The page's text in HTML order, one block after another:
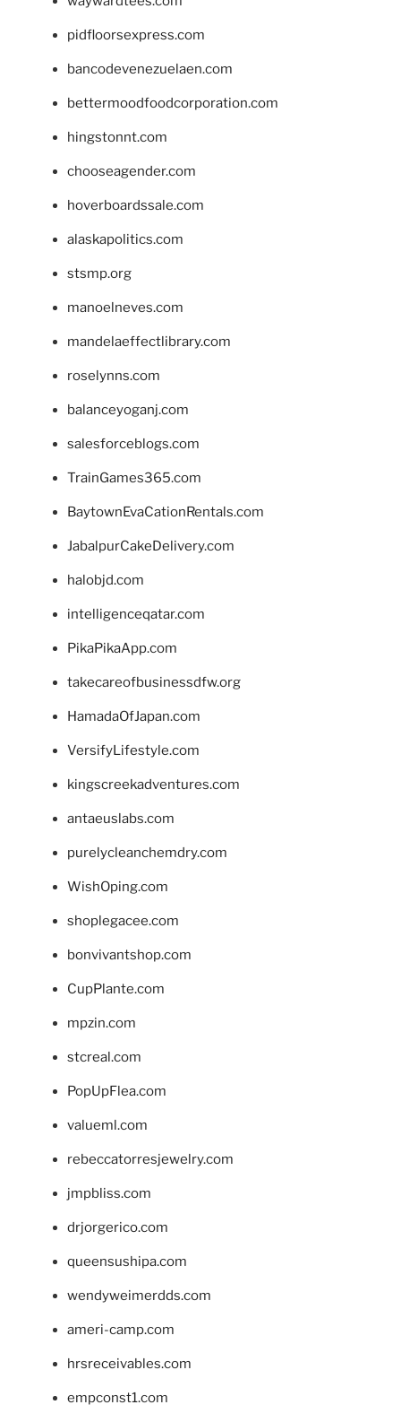
pidfloorsexpress.com
bancodevenezuelaen.com
bettermoodfoodcorporation.com
hingstonnt.com
chooseagender.com
hoverboardssale.com
alaskapolitics.com
stsmp.org
manoelneves.com
mandelaeffectlibrary.com
roselynns.com
balanceyoganj.com
salesforceblogs.com
TrainGames365.com
BaytownEvaCationRentals.com
JabalpurCakeDelivery.com
halobjd.com
intelligenceqatar.com
PikaPikaApp.com
takecareofbusinessdfw.org
HamadaOfJapan.com
VersifyLifestyle.com
kingscreekadventures.com
antaeuslabs.com
purelycleanchemdry.com
WishOping.com
shoplegacee.com
bonvivantshop.com
CupPlante.com
mpzin.com
stcreal.com
PopUpFlea.com
valueml.com
rebeccatorresjewelry.com
jmpbliss.com
drjorgerico.com
queensushipa.com
wendyweimerdds.com
ameri-camp.com
hrsreceivables.com
empconst1.com